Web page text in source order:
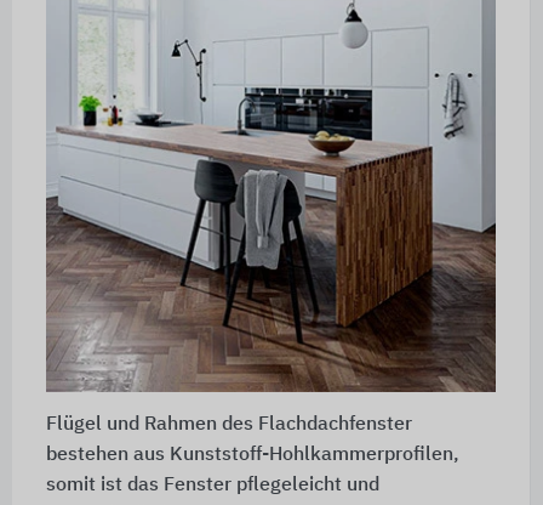
Flügel und Rahmen des Flachdachfenster
bestehen aus Kunststoff-Hohlkammerprofilen,
somit ist das Fenster pflegeleicht und